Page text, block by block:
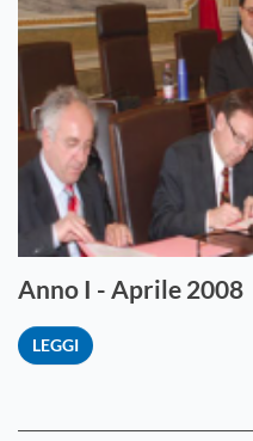
Anno I - Aprile 2008
LEGGI